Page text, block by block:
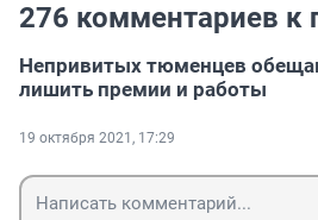
276 комментариев к
Непривитых тюменцев
лишить премии и работы
19 октября 2021, 17:29